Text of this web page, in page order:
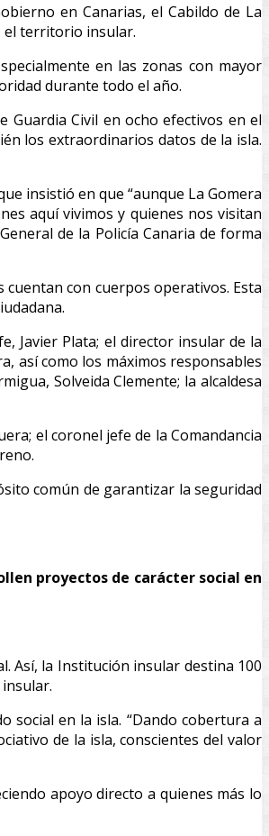
en Canarias, el Cabildo de La
el territorio insular.
en las zonas con mayor
durante todo el año.
Guardia Civil en ocho efectivos en el
los extraordinarios datos de la isla.
insistió en que “aunque La Gomera
aquí vivimos y quienes nos visitan
de la Policía Canaria de forma
con cuerpos operativos. Esta
Javier Plata; el director insular de la
así como los máximos responsables
Solveida Clemente; la alcaldesa
el coronel jefe de la Comandancia
común de garantizar la seguridad
proyectos de carácter social en
Así, la Institución insular destina 100
social en la isla. “Dando cobertura a
de la isla, conscientes del valor
apoyo directo a quienes más lo